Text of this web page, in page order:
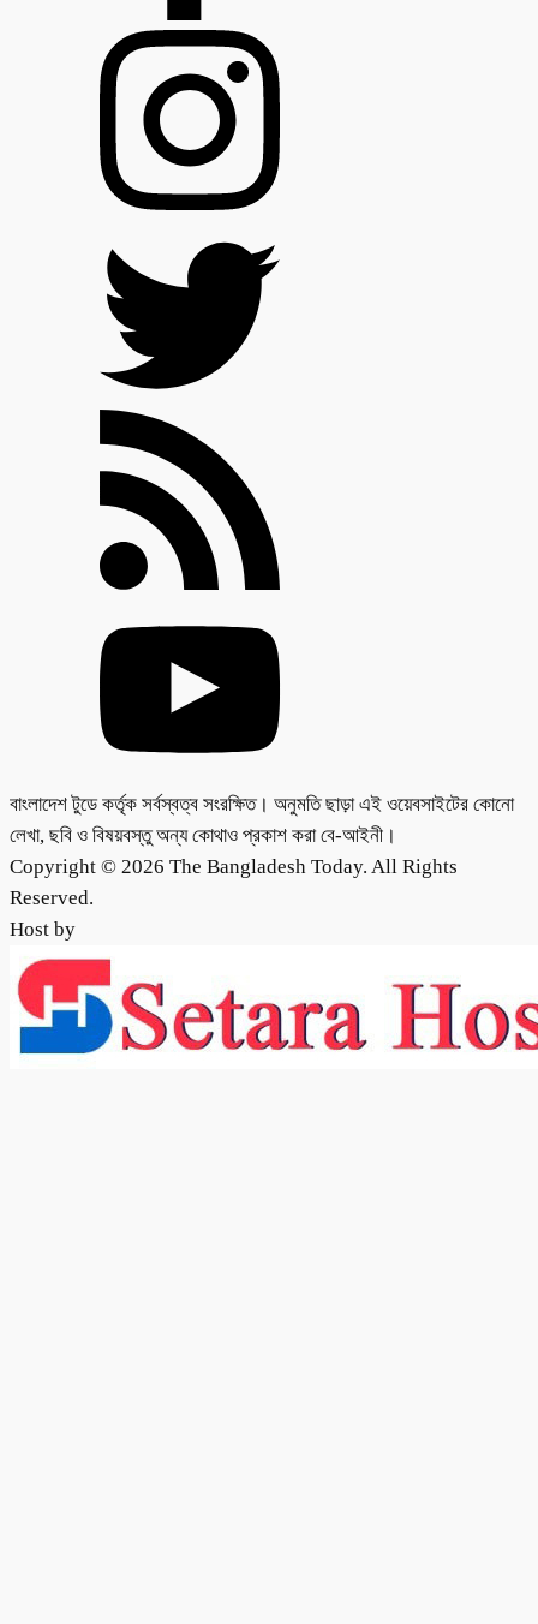
বাংলাদেশ টুডে কর্তৃক সর্বস্বত্ব সংরক্ষিত। অনুমতি ছাড়া এই ওয়েবসাইটের কোনো
লেখা, ছবি ও বিষয়বস্তু অন্য কোথাও প্রকাশ করা বে-আইনী।
Copyright © 2026 The Bangladesh Today. All Rights
Reserved.
Host by